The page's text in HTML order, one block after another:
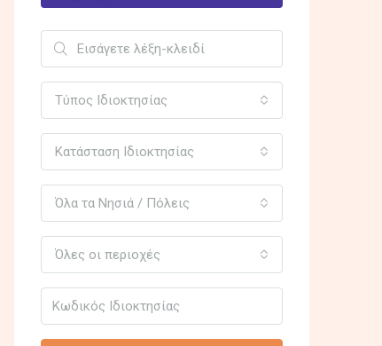
Τύπος Ιδιοκτησίας
Κατάσταση Ιδιοκτησίας
Όλα τα Νησιά / Πόλεις
Όλες οι περιοχές